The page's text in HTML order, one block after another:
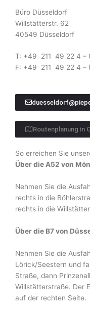
Büro Düsseldorf
Willstätterstr. 62
40549 Düsseldorf
T: +49 211 49 22 4 –
F: +49 211 49 22 4 –
Routenplanung in
So erreichen Sie
Über die A52 von
Nehmen Sie die
rechts in die
rechts in die
Über die B7 von
Nehmen Sie die
Lörick/Seestern und
Straße, dann
Willstätterstraße. Der
auf der rechten Seite.